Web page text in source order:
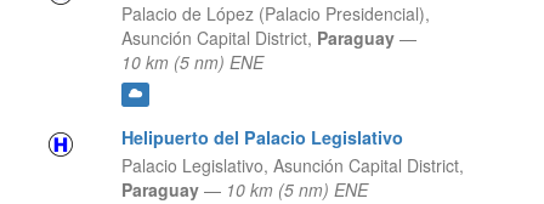
Palacio de López (Palacio Presidencial),
Asunción Capital District, Paraguay —
10 km (5 nm) ENE
Helipuerto del Palacio Legislativo
Palacio Legislativo, Asunción Capital District,
Paraguay — 10 km (5 nm) ENE